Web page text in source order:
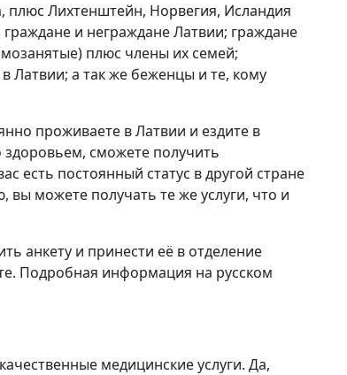
плюс Лихтенштейн, Норвегия, Исландия
и неграждане Латвии; граждане
плюс члены их семей;
Латвии; а так же беженцы и те, кому
проживаете в Латвии и ездите в
здоровьем, сможете получить
есть постоянный статус в другой стране
можете получать те же услуги, что и
анкету и принести её в отделение
Подробная информация на русском
медицинские услуги. Да,